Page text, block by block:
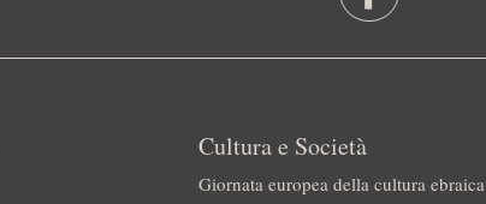
Cultura e Società
Giornata europea della cultura ebraica